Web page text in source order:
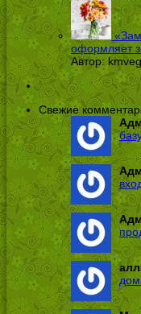
оформляет
Автор: kmveg
Свежие